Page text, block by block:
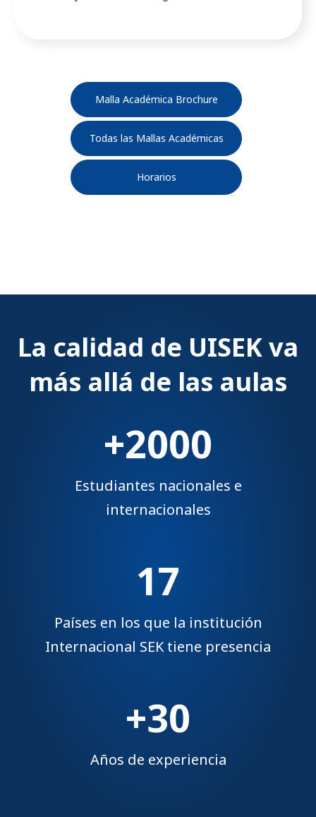
Malla Académica Brochure
Todas las Mallas Académicas
Horarios
La calidad de UISEK va
más allá de las aulas
+2000
Estudiantes nacionales e
internacionales
17
Países en los que la institución
Internacional SEK tiene presencia
+30
Años de experiencia